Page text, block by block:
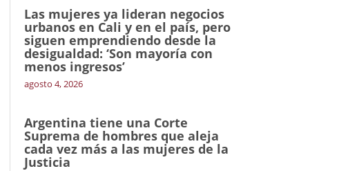
Las mujeres ya lideran negocios
urbanos en Cali y en el país, pero
siguen emprendiendo desde la
desigualdad: ‘Son mayoría con
menos ingresos’
agosto 4, 2026
Argentina tiene una Corte
Suprema de hombres que aleja
cada vez más a las mujeres de la
Justicia